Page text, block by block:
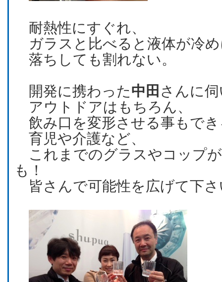
耐熱性にすぐれ、
ガラスと比べると液体が冷
落ちしても割れない。
開発に携わった中田 さんに
アウトドアはもちろん、
飲み口を変形させる事もで
育児や介護など、
これまでのグラスやコップ
も！
皆さんで可能性を広げて下